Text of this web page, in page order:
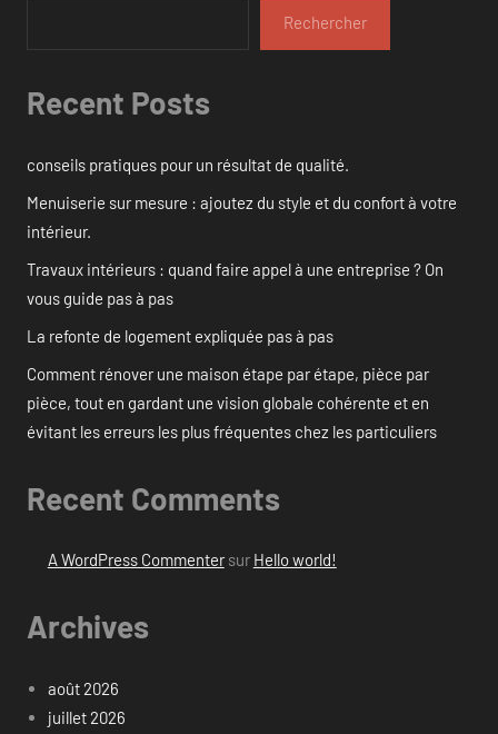
Rechercher
Recent Posts
conseils pratiques pour un résultat de qualité.
Menuiserie sur mesure : ajoutez du style et du confort à votre
intérieur.
Travaux intérieurs : quand faire appel à une entreprise ? On
vous guide pas à pas
La refonte de logement expliquée pas à pas
Comment rénover une maison étape par étape, pièce par
pièce, tout en gardant une vision globale cohérente et en
évitant les erreurs les plus fréquentes chez les particuliers
Recent Comments
A WordPress Commentersur Hello world!
Archives
août 2026
juillet 2026